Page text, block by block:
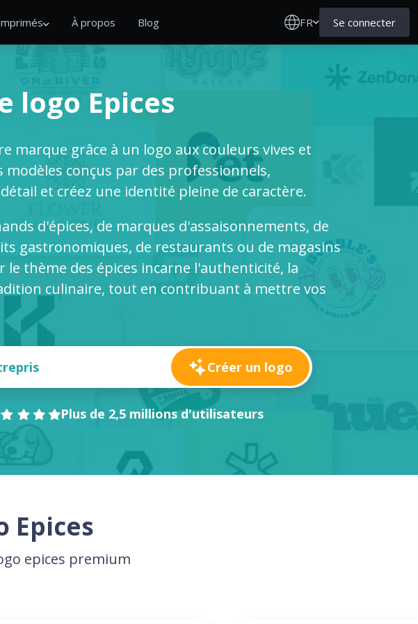
À propos Blog FR Se connecter
logo Epices
marque grâce à un logo aux couleurs vives et
modèles conçus par des professionnels,
et créez une identité pleine de caractère.
d'épices, de marques d'assaisonnements, de
gastronomiques, de restaurants ou de magasins
le thème des épices incarne l'authenticité, la
culinaire, tout en contribuant à mettre vos
Créer un logo
Plus de 2,5 millions d'utilisateurs
Epices
epices premium